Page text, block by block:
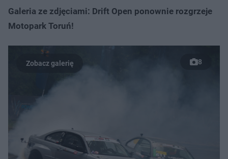
Galeria ze zdjęciami: Drift Open ponownie rozgrzeje
Motopark Toruń!
8